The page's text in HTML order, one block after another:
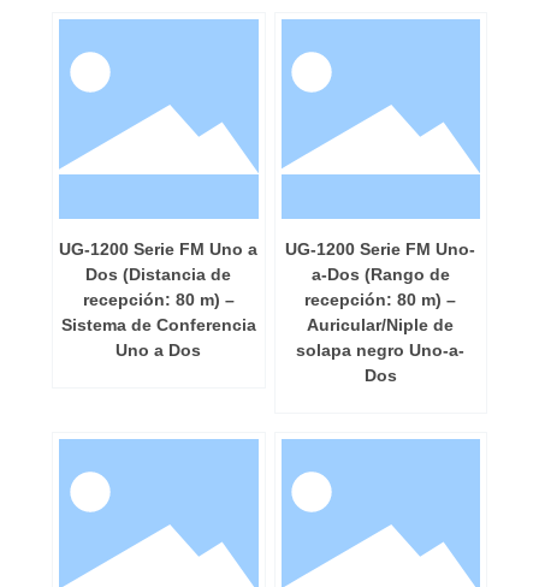
UG-1200 Serie FM Uno a
Dos (Distancia de
recepción: 80 m) –
Sistema de Conferencia
Uno a Dos
UG-1200 Serie FM Uno-
a-Dos (Rango de
recepción: 80 m) –
Auricular/Niple de
solapa negro Uno-a-
Dos